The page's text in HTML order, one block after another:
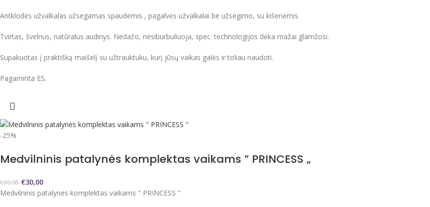
Antklodės užvalkalas užsegamas spaudėmis , pagalvės užvalkalai be užsegimo, su kišenėmis.
Tvirtas, švelnus, natūralus audinys. Nedažo, nesiburbuliuoja, spec. technologijos dėka mažai glamžosi.
Supakuotas į praktišką maišelį su užtrauktuku, kurį jūsų vaikas galės ir toliau naudoti.
Pagaminta ES.
-25%
Medvilninis patalynės komplektas vaikams ” PRINCESS „
€39,95 €30,00
Medvilninis patalynės komplektas vaikams " PRINCESS "